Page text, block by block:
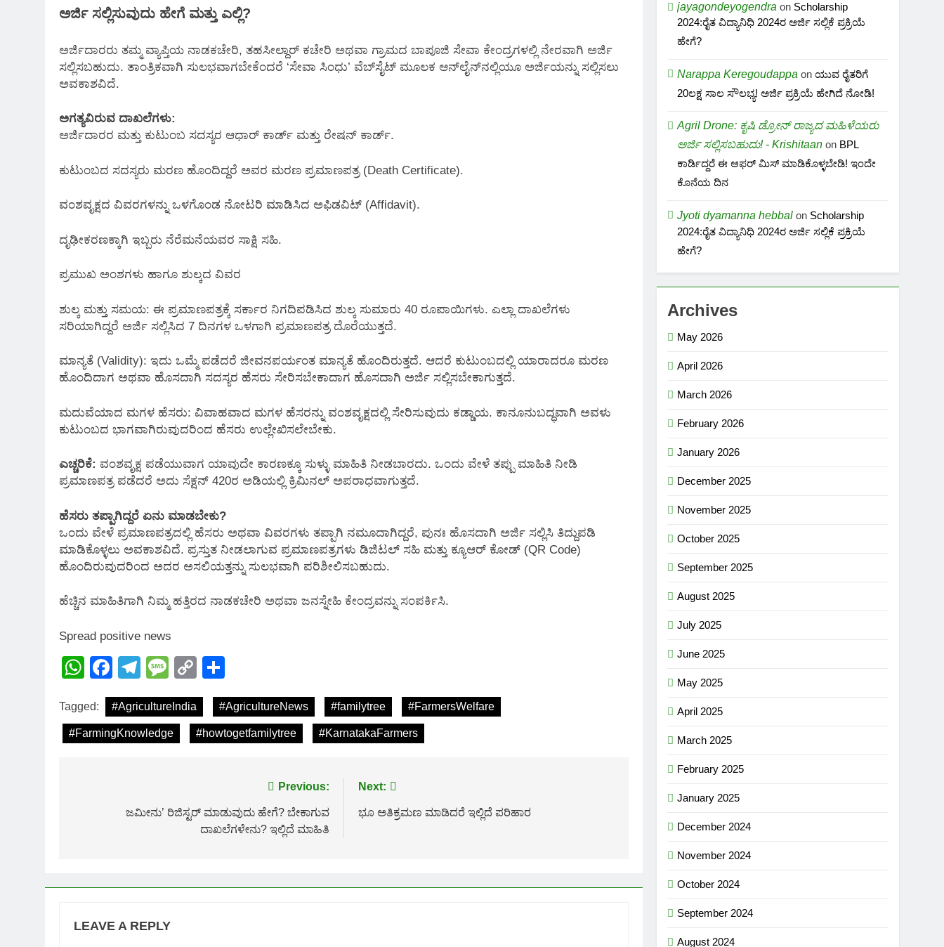
ಅರ್ಜಿ ಸಲ್ಲಿಸುವುದು ಹೇಗೆ ಮತ್ತು ಎಲ್ಲಿ?
ಅರ್ಜಿದಾರರು ತಮ್ಮ ವ್ಯಾಪ್ತಿಯ ನಾಡಕಚೇರಿ, ತಹಸೀಲ್ದಾರ್ ಕಚೇರಿ ಅಥವಾ ಗ್ರಾಮದ ಬಾಪೂಜಿ ಸೇವಾ ಕೇಂದ್ರಗಳಲ್ಲಿ ನೇರವಾಗಿ ಅರ್ಜಿ
ಸಲ್ಲಿಸಬಹುದು. ತಾಂತ್ರಿಕವಾಗಿ ಸುಲಭವಾಗಬೇಕೆಂದರೆ ‘ಸೇವಾ ಸಿಂಧು’ ವೆಬ್‌ಸೈಟ್ ಮೂಲಕ ಆನ್‌ಲೈನ್‌ನಲ್ಲಿಯೂ ಅರ್ಜಿಯನ್ನು ಸಲ್ಲಿಸಲು
ಅವಕಾಶವಿದೆ.
ಅಗತ್ಯವಿರುವ ದಾಖಲೆಗಳು:
ಅರ್ಜಿದಾರರ ಮತ್ತು ಕುಟುಂಬ ಸದಸ್ಯರ ಆಧಾರ್ ಕಾರ್ಡ್ ಮತ್ತು ರೇಷನ್ ಕಾರ್ಡ್.
ಕುಟುಂಬದ ಸದಸ್ಯರು ಮರಣ ಹೊಂದಿದ್ದರೆ ಅವರ ಮರಣ ಪ್ರಮಾಣಪತ್ರ (Death Certificate).
ವಂಶವೃಕ್ಷದ ವಿವರಗಳನ್ನು ಒಳಗೊಂಡ ನೋಟರಿ ಮಾಡಿಸಿದ ಅಫಿಡವಿಟ್ (Affidavit).
ದೃಢೀಕರಣಕ್ಕಾಗಿ ಇಬ್ಬರು ನೆರೆಮನೆಯವರ ಸಾಕ್ಷಿ ಸಹಿ.
ಪ್ರಮುಖ ಅಂಶಗಳು ಹಾಗೂ ಶುಲ್ಕದ ವಿವರ
ಶುಲ್ಕ ಮತ್ತು ಸಮಯ: ಈ ಪ್ರಮಾಣಪತ್ರಕ್ಕೆ ಸರ್ಕಾರ ನಿಗದಿಪಡಿಸಿದ ಶುಲ್ಕ ಸುಮಾರು 40 ರೂಪಾಯಿಗಳು. ಎಲ್ಲಾ ದಾಖಲೆಗಳು
ಸರಿಯಾಗಿದ್ದರೆ ಅರ್ಜಿ ಸಲ್ಲಿಸಿದ 7 ದಿನಗಳ ಒಳಗಾಗಿ ಪ್ರಮಾಣಪತ್ರ ದೊರೆಯುತ್ತದೆ.
ಮಾನ್ಯತೆ (Validity): ಇದು ಒಮ್ಮೆ ಪಡೆದರೆ ಜೀವನಪರ್ಯಂತ ಮಾನ್ಯತೆ ಹೊಂದಿರುತ್ತದೆ. ಆದರೆ ಕುಟುಂಬದಲ್ಲಿ ಯಾರಾದರೂ ಮರಣ
ಹೊಂದಿದಾಗ ಅಥವಾ ಹೊಸದಾಗಿ ಸದಸ್ಯರ ಹೆಸರು ಸೇರಿಸಬೇಕಾದಾಗ ಹೊಸದಾಗಿ ಅರ್ಜಿ ಸಲ್ಲಿಸಬೇಕಾಗುತ್ತದೆ.
ಮದುವೆಯಾದ ಮಗಳ ಹೆಸರು: ವಿವಾಹವಾದ ಮಗಳ ಹೆಸರನ್ನು ವಂಶವೃಕ್ಷದಲ್ಲಿ ಸೇರಿಸುವುದು ಕಡ್ಡಾಯ. ಕಾನೂನುಬದ್ಧವಾಗಿ ಅವಳು
ಕುಟುಂಬದ ಭಾಗವಾಗಿರುವುದರಿಂದ ಹೆಸರು ಉಲ್ಲೇಖಿಸಲೇಬೇಕು.
ಎಚ್ಚರಿಕೆ: ವಂಶವೃಕ್ಷ ಪಡೆಯುವಾಗ ಯಾವುದೇ ಕಾರಣಕ್ಕೂ ಸುಳ್ಳು ಮಾಹಿತಿ ನೀಡಬಾರದು. ಒಂದು ವೇಳೆ ತಪ್ಪು ಮಾಹಿತಿ ನೀಡಿ
ಪ್ರಮಾಣಪತ್ರ ಪಡೆದರೆ ಅದು ಸೆಕ್ಷನ್ 420ರ ಅಡಿಯಲ್ಲಿ ಕ್ರಿಮಿನಲ್ ಅಪರಾಧವಾಗುತ್ತದೆ.
ಹೆಸರು ತಪ್ಪಾಗಿದ್ದರೆ ಏನು ಮಾಡಬೇಕು?
ಒಂದು ವೇಳೆ ಪ್ರಮಾಣಪತ್ರದಲ್ಲಿ ಹೆಸರು ಅಥವಾ ವಿವರಗಳು ತಪ್ಪಾಗಿ ನಮೂದಾಗಿದ್ದರೆ, ಪುನಃ ಹೊಸದಾಗಿ ಅರ್ಜಿ ಸಲ್ಲಿಸಿ ತಿದ್ದುಪಡಿ
ಮಾಡಿಕೊಳ್ಳಲು ಅವಕಾಶವಿದೆ. ಪ್ರಸ್ತುತ ನೀಡಲಾಗುವ ಪ್ರಮಾಣಪತ್ರಗಳು ಡಿಜಿಟಲ್ ಸಹಿ ಮತ್ತು ಕ್ಯೂಆರ್ ಕೋಡ್ (QR Code)
ಹೊಂದಿರುವುದರಿಂದ ಅದರ ಅಸಲಿಯತ್ತನ್ನು ಸುಲಭವಾಗಿ ಪರಿಶೀಲಿಸಬಹುದು.
ಹೆಚ್ಚಿನ ಮಾಹಿತಿಗಾಗಿ ನಿಮ್ಮ ಹತ್ತಿರದ ನಾಡಕಚೇರಿ ಅಥವಾ ಜನಸ್ನೇಹಿ ಕೇಂದ್ರವನ್ನು ಸಂಪರ್ಕಿಸಿ.
Spread positive news
WhatsApp
Facebook
Telegram
Message
Copy
Tagged: #AgricultureIndia #AgricultureNews #familytree #FarmersWelfare
#FarmingKnowledge #howtogetfamilytree #KarnatakaFarmers
navigation
Previous:
ಜಮೀನು’ ರಿಜಿಸ್ಟರ್ ಮಾಡುವುದು ಹೇಗೆ? ಬೇಕಾಗುವ
ದಾಖಲೆಗಳೇನು? ಇಲ್ಲಿದೆ ಮಾಹಿತಿ
Next:
ಭೂ ಅತಿಕ್ರಮಣ ಮಾಡಿದರೆ ಇಲ್ಲಿದೆ ಪರಿಹಾರ
LEAVE A REPLY
jayagondeyogendra on Scholarship
2024:ರೈತ ವಿದ್ಯಾನಿಧಿ 2024ರ ಅರ್ಜಿ ಸಲ್ಲಿಕೆ ಪ್ರಕ್ರಿಯೆ
ಹೇಗೆ?
Narappa Keregoudappa onಯುವ ರೈತರಿಗೆ
20ಲಕ್ಷ ಸಾಲ ಸೌಲಭ್ಯ! ಅರ್ಜಿ ಪ್ರಕ್ರಿಯೆ ಹೇಗಿದೆ ನೋಡಿ!
Agril Drone: ಕೃಷಿ ಡ್ರೋನ್ ರಾಜ್ಯದ ಮಹಿಳೆಯರು
ಅರ್ಜಿ ಸಲ್ಲಿಸಬಹುದು! - Krishitaan on BPL
ಕಾರ್ಡಿದ್ದರೆ ಈ ಆಫರ್ ಮಿಸ್ ಮಾಡಿಕೊಳ್ಳಬೇಡಿ! ಇಂದೇ
ಕೊನೆಯ ದಿನ
Jyoti dyamanna hebbal on Scholarship
2024:ರೈತ ವಿದ್ಯಾನಿಧಿ 2024ರ ಅರ್ಜಿ ಸಲ್ಲಿಕೆ ಪ್ರಕ್ರಿಯೆ
ಹೇಗೆ?
Archives
May 2026
April 2026
March 2026
February 2026
January 2026
December 2025
November 2025
October 2025
September 2025
August 2025
July 2025
June 2025
May 2025
April 2025
March 2025
February 2025
January 2025
December 2024
November 2024
October 2024
September 2024
August 2024